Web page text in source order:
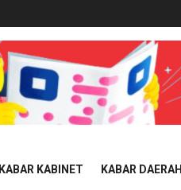
KABAR KABINET KABAR DAERAH